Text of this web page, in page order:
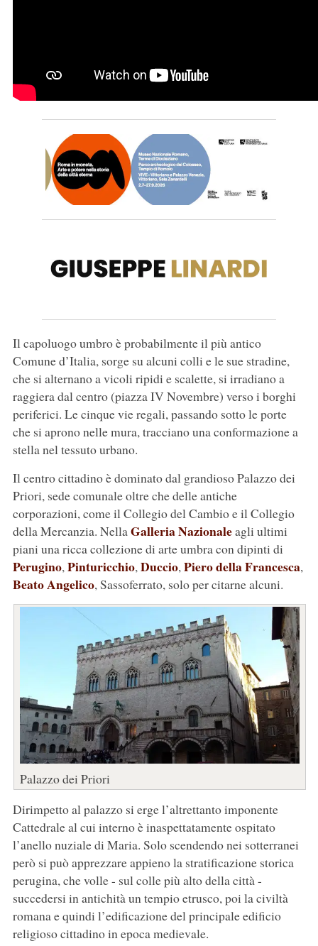
Il capoluogo umbro è probabilmente il più antico
Comune d’Italia, sorge su alcuni colli e le sue stradine,
che si alternano a vicoli ripidi e scalette, si irradiano a
raggiera dal centro (piazza IV Novembre) verso i borghi
periferici. Le cinque vie regali, passando sotto le porte
che si aprono nelle mura, tracciano una conformazione a
stella nel tessuto urbano.
Il centro cittadino è dominato dal grandioso Palazzo dei
Priori, sede comunale oltre che delle antiche
corporazioni, come il Collegio del Cambio e il Collegio
della Mercanzia. NellaGalleria Nazionaleagli ultimi
piani una ricca collezione di arte umbra con dipinti di
Perugino,Pinturicchio,Duccio,Piero della Francesca,
Beato Angelico, Sassoferrato, solo per citarne alcuni.
Palazzo dei Priori
Dirimpetto al palazzo si erge l’altrettanto imponente
Cattedrale al cui interno è inaspettatamente ospitato
l’anello nuziale di Maria. Solo scendendo nei sotterranei
però si può apprezzare appieno la stratificazione storica
perugina, che volle - sul colle più alto della città -
succedersi in antichità un tempio etrusco, poi la civiltà
romana e quindi l’edificazione del principale edificio
religioso cittadino in epoca medievale.